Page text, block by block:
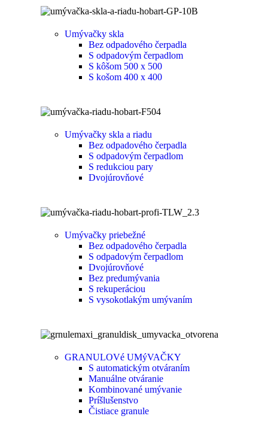
Umývačky skla
Bez odpadového čerpadla
S odpadovým čerpadlom
S kôšom 500 x 500
S košom 400 x 400
Umývačky skla a riadu
Bez odpadového čerpadla
S odpadovým čerpadlom
S redukciou pary
Dvojúrovňové
Umývačky priebežné
Bez odpadového čerpadla
S odpadovým čerpadlom
Dvojúrovňové
Bez predumývania
S rekuperáciou
S vysokotlakým umývaním
GRANULOVé UMýVAČKY
S automatickým otváraním
Manuálne otváranie
Kombinované umývanie
Príšlušenstvo
Čistiace granule